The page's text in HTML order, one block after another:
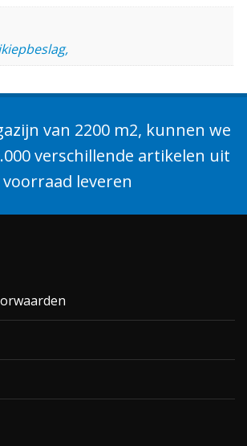
van 2200 m2, kunnen we
verschillende artikelen uit
voorraad leveren